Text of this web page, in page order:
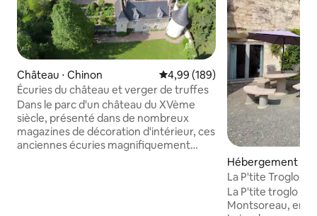
Château ⋅ Chinon Évaluation moyenne sur la
4,99 (189)
Écuries du château et verger de truffes
Dans le parc d'un château du XVème
siècle, présenté dans de nombreux
magazines de décoration d'intérieur, ces
anciennes écuries magnifiquement
Hébergement ⋅
La P'tite Troglo
coteau
La P'tite troglo se
Montsoreau,